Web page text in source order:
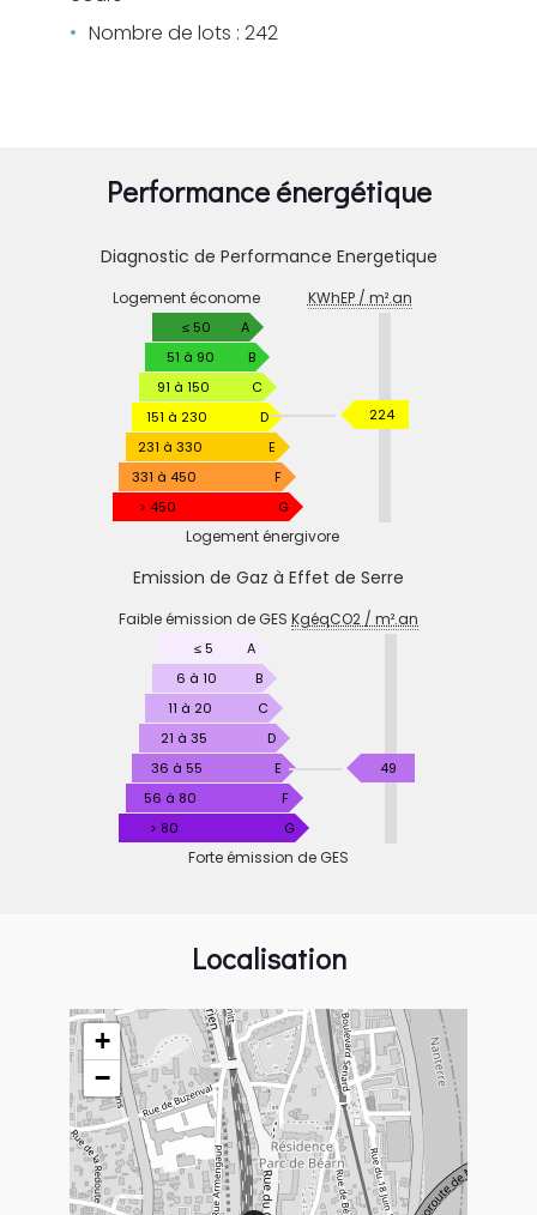
Nombre de lots : 242
Performance énergétique
Diagnostic de Performance Energetique
DE
PERFORMANCE
ENERGETIQUE
Logement économe KWhEP / m².an
≤ 50
A
51 à 90
B
91 à 150
C
151 à 230
D
231 à 330
E
331 à 450
F
> 450
G
224KWhEP
Logement énergivore
Emission de Gaz à Effet de Serre
DE
EFFET
SERRE
Faible émission de GES KgéqCO2 / m².an
≤ 5
A
6 à 10
B
11 à 20
C
21 à 35
D
36 à 55
E
56 à 80
F
> 80
G
49KgéqCO2
Forte émission de GES
Localisation
+
−